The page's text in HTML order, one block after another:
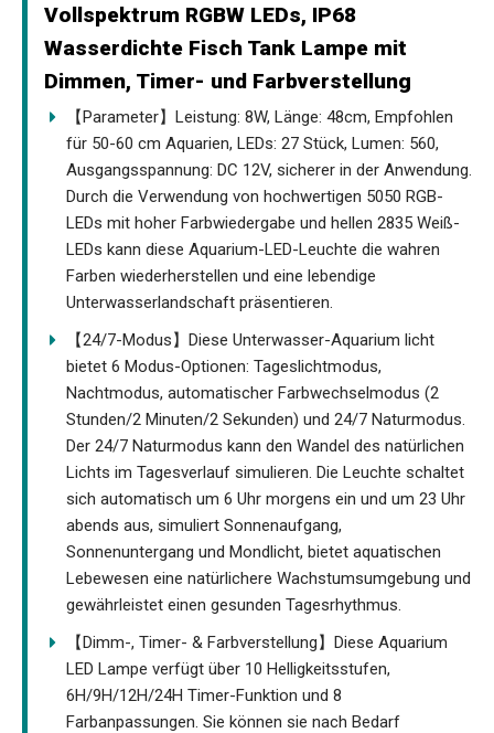
Vollspektrum RGBW LEDs, IP68
Wasserdichte Fisch Tank Lampe mit
Dimmen, Timer- und Farbverstellung
【Parameter】Leistung: 8W, Länge: 48cm, Empfohlen
für 50-60 cm Aquarien, LEDs: 27 Stück, Lumen: 560,
Ausgangsspannung: DC 12V, sicherer in der Anwendung.
Durch die Verwendung von hochwertigen 5050 RGB-
LEDs mit hoher Farbwiedergabe und hellen 2835 Weiß-
LEDs kann diese Aquarium-LED-Leuchte die wahren
Farben wiederherstellen und eine lebendige
Unterwasserlandschaft präsentieren.
【24/7-Modus】Diese Unterwasser-Aquarium licht
bietet 6 Modus-Optionen: Tageslichtmodus,
Nachtmodus, automatischer Farbwechselmodus (2
Stunden/2 Minuten/2 Sekunden) und 24/7 Naturmodus.
Der 24/7 Naturmodus kann den Wandel des natürlichen
Lichts im Tagesverlauf simulieren. Die Leuchte schaltet
sich automatisch um 6 Uhr morgens ein und um 23 Uhr
abends aus, simuliert Sonnenaufgang,
Sonnenuntergang und Mondlicht, bietet aquatischen
Lebewesen eine natürlichere Wachstumsumgebung und
gewährleistet einen gesunden Tagesrhythmus.
【Dimm-, Timer- & Farbverstellung】Diese Aquarium
LED Lampe verfügt über 10 Helligkeitsstufen,
6H/9H/12H/24H Timer-Funktion und 8
Farbanpassungen. Sie können sie nach Bedarf